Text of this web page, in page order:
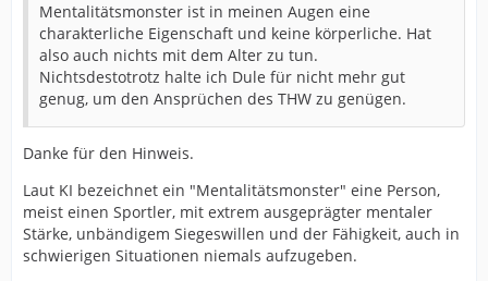
Mentalitätsmonster ist in meinen Augen eine
charakterliche Eigenschaft und keine körperliche. Hat
also auch nichts mit dem Alter zu tun.
Nichtsdestotrotz halte ich Dule für nicht mehr gut
genug, um den Ansprüchen des THW zu genügen.
Danke für den Hinweis.
Laut KI bezeichnet ein "Mentalitätsmonster" eine Person,
meist einen Sportler, mit extrem ausgeprägter mentaler
Stärke, unbändigem Siegeswillen und der Fähigkeit, auch in
schwierigen Situationen niemals aufzugeben.